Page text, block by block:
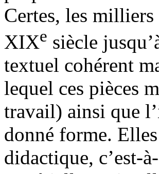
Certes, les milliers
XIXe siècle
textuel cohérent
lequel ces pièces
travail) ainsi que
donné forme.
didactique, c’est-